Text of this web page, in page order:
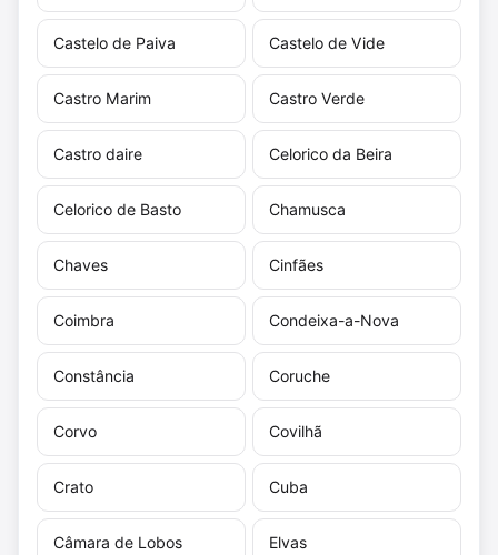
Castelo de Paiva Castelo de Vide
Castro Marim Castro Verde
Castro daire Celorico da Beira
Celorico de Basto Chamusca
Chaves Cinfães
Coimbra Condeixa-a-Nova
Constância Coruche
Corvo Covilhã
Crato Cuba
Câmara de Lobos Elvas